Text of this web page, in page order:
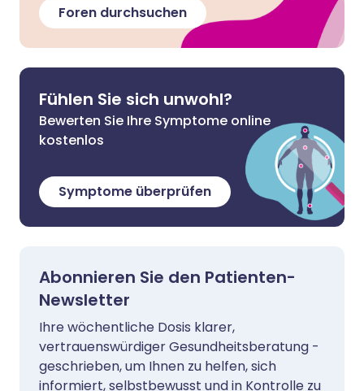
Foren durchsuchen
Fühlen Sie sich unwohl?
Bewerten Sie Ihre Symptome online
kostenlos
Symptome überprüfen
Abonnieren Sie den Patienten-
Newsletter
Ihre wöchentliche Dosis klarer,
vertrauenswürdiger Gesundheitsberatung -
geschrieben, um Ihnen zu helfen, sich
informiert, selbstbewusst und in Kontrolle zu